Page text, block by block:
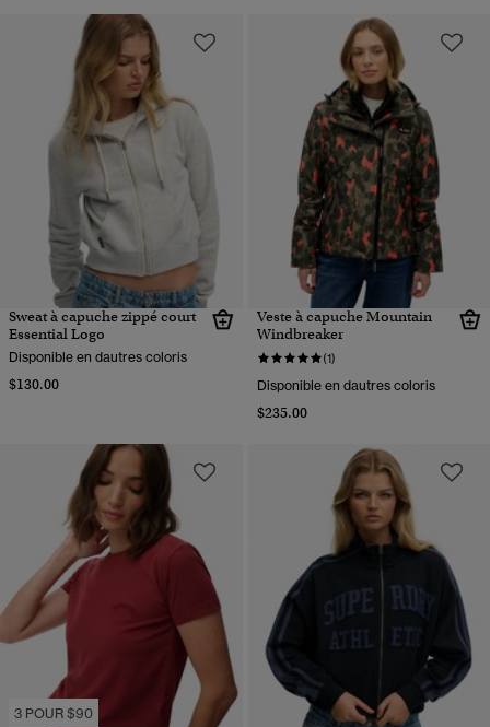
Sweat à capuche zippé court
Essential Logo
Disponible en dautres coloris
$130.00
Veste à capuche Mountain
Windbreaker
(1)
Disponible en dautres coloris
$235.00
3 POUR $90